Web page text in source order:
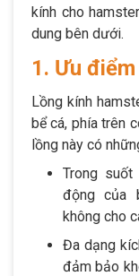
kính cho
dung bên dưới.
1. Ưu
Lồng kính
bể cá, phía trên
lồng này có
Trong
động của
không cho
Đa dạng
đảm bảo